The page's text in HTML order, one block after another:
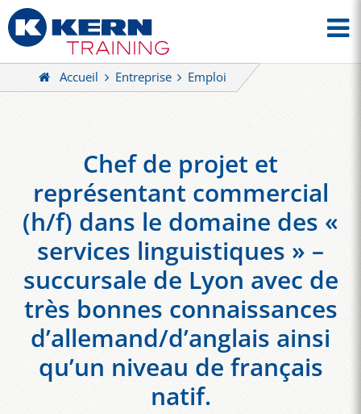
Accueil Entreprise Emploi
Chef de projet et
représentant commercial
(h/f) dans le domaine des «
services linguistiques » –
succursale de Lyon avec de
très bonnes connaissances
d’allemand/d’anglais ainsi
qu’un niveau de français
natif.